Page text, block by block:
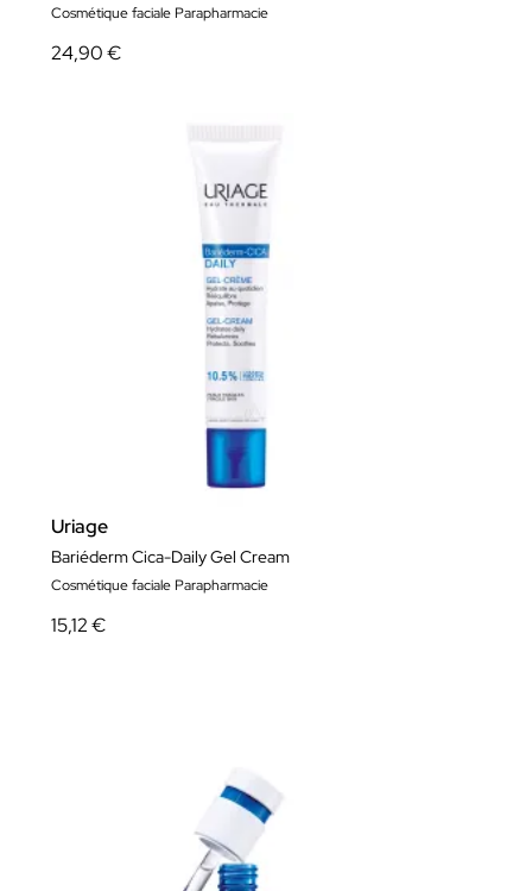
Cosmétique faciale Parapharmacie
24,90 €
Uriage
Bariéderm Cica-Daily Gel Cream
Cosmétique faciale Parapharmacie
15,12 €